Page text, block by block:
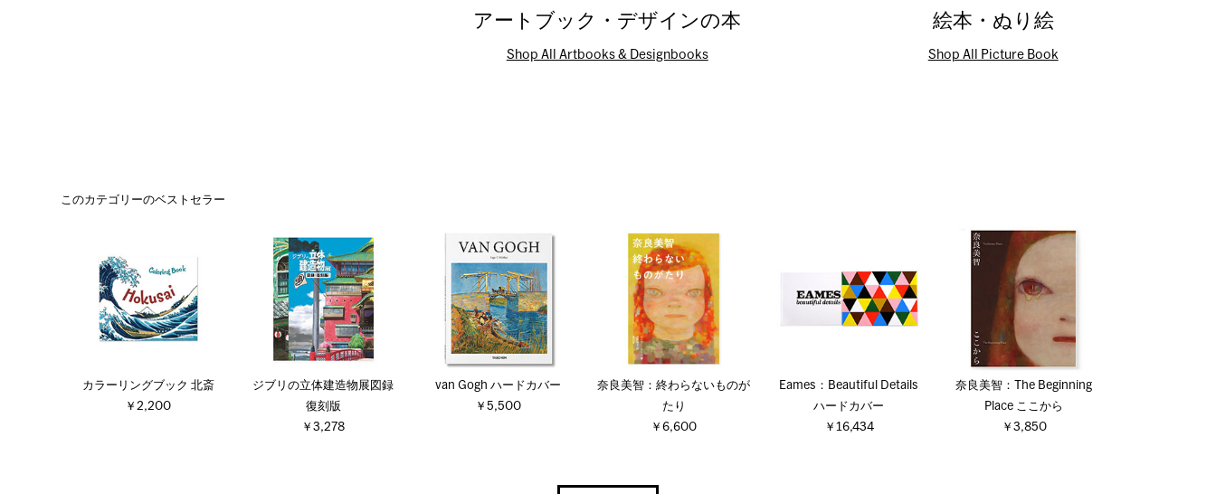
アートブック・デザインの本
Shop All Artbooks & Designbooks
絵本・ぬり絵
Shop All Picture Book
このカテゴリーのベストセラー
カラーリングブック 北斎
￥2,200
ジブリの立体建造物展図録
復刻版
￥3,278
van Gogh ハードカバー
￥5,500
奈良美智：終わらないものが
たり
￥6,600
Eames：Beautiful Details
ハードカバー
￥16,434
奈良美智：The Beginning
Place ここから
￥3,850